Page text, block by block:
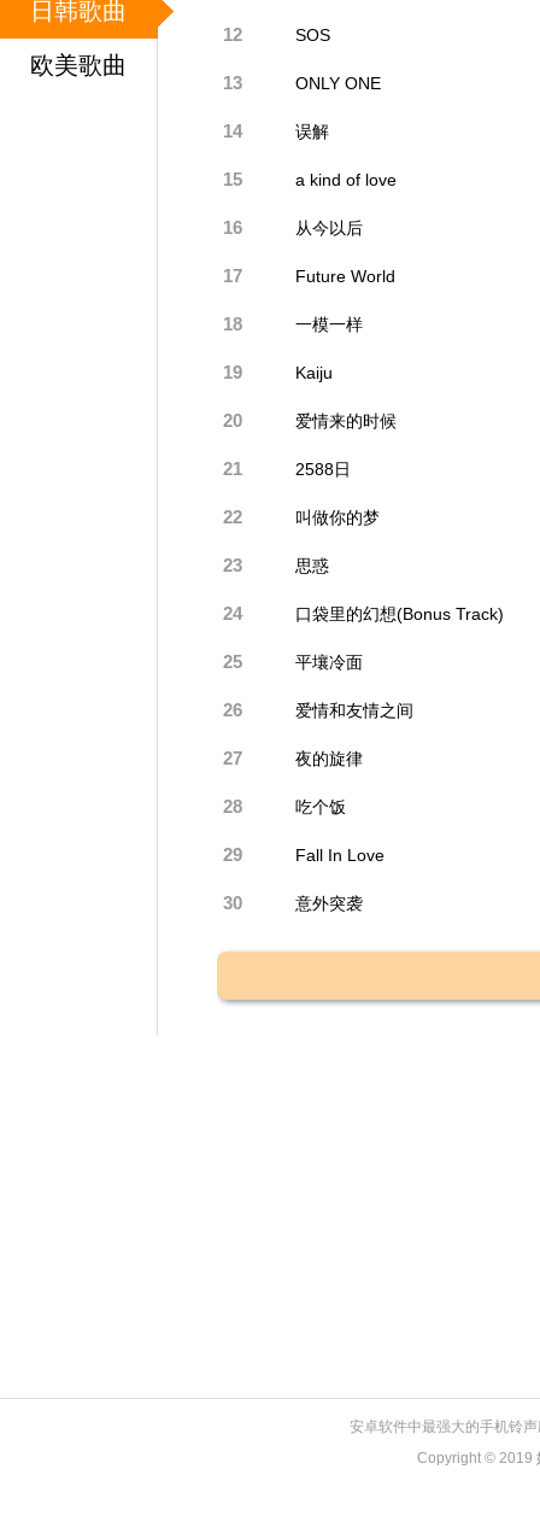
日韩歌曲
欧美歌曲
12 SOS
13 ONLY ONE
14 误解
15 a kind of love
16 从今以后
17 Future World
18 一模一样
19 Kaiju
20 爱情来的时候
21 2588日
22 叫做你的梦
23 思惑
24 口袋里的幻想(Bonus Track)
25 平壤冷面
26 爱情和友情之间
27 夜的旋律
28 吃个饭
29 Fall In Love
30 意外突袭
安卓软件中最强大的手机铃
Copyright © 2019